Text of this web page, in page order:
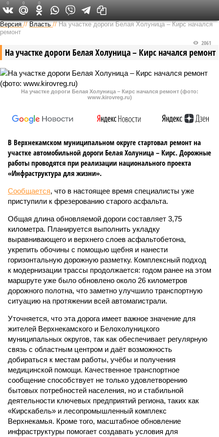
Версия в Кирове
Версия //Власть //На участке дороги Белая Холуница – Кирс начался
ремонт
На участке дороги Белая Холуница – Кирс начался ремонт
2061
На участке дороги Белая Холуница – Кирс начался ремонт (фото:
www.kirovreg.ru)
В Верхнекамском муниципальном округе стартовал ремонт на
участке автомобильной дороги Белая Холуница – Кирс. Дорожные
работы проводятся при реализации национального проекта
«Инфраструктура для жизни».
Сообщается, что в настоящее время специалисты уже
приступили к фрезерованию старого асфальта.
Общая длина обновляемой дороги составляет 3,75
километра. Планируется выполнить укладку
выравнивающего и верхнего слоев асфальтобетона,
укрепить обочины с помощью щебня и нанести
горизонтальную дорожную разметку. Комплексный подход
к модернизации трассы продолжается: годом ранее на этом
маршруте уже было обновлено около 26 километров
дорожного полотна, что заметно улучшило транспортную
ситуацию на протяжении всей автомагистрали.
Уточняется, что эта дорога имеет важное значение для
жителей Верхнекамского и Белохолуницкого
муниципальных округов, так как обеспечивает регулярную
связь с областным центром и даёт возможность
добираться к местам работы, учёбы и получения
медицинской помощи. Качественное транспортное
сообщение способствует не только удовлетворению
бытовых потребностей населения, но и стабильной
деятельности ключевых предприятий региона, таких как
«Кирскабель» и лесопромышленный комплекс
Верхнекамья. Кроме того, масштабное обновление
инфраструктуры помогает создавать условия для
0 0 0